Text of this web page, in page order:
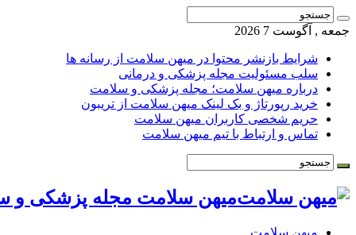
جمعه , آگوست 7 2026
شرایط بازنشر محتوا در میهن سلامت از رسانه ها
سلب مسئولیت مجله پزشکی و درمانی
درباره میهن سلامت؛ مجله پزشکی و سلامت
خرید رپورتاژ و بک لینک میهن سلامت از تریبون
حریم شخصی کاربران میهن سلامت
تماس و ارتباط با تیم میهن سلامت
میهن سلامت مجله پزشکی و
میهن سلامت